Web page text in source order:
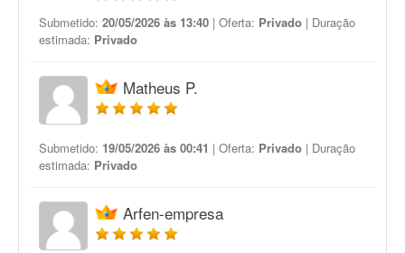
Submetido: 20/05/2026 às 13:40 | Oferta: Privado | Duração
estimada: Privado
Matheus P.
Submetido: 19/05/2026 às 00:41 | Oferta: Privado | Duração
estimada: Privado
Arfen-empresa